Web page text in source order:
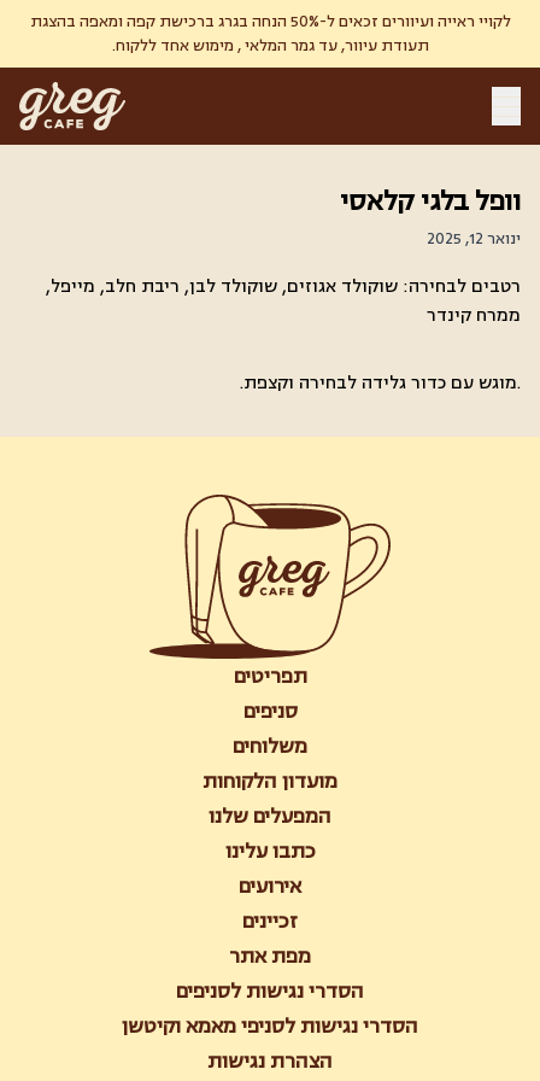
לקויי ראייה ועיוורים זכאים ל-50% הנחה בגרג ברכישת קפה ומאפה בהצגת
תעודת עיוור, עד גמר המלאי , מימוש אחד ללקוח.
וופל בלגי קלאסי
ינואר 12, 2025
רטבים לבחירה: שוקולד אגוזים, שוקולד לבן, ריבת חלב, מייפל,
ממרח קינדר
.מוגש עם כדור גלידה לבחירה וקצפת.
תפריטים
סניפים
משלוחים
מועדון הלקוחות
המפעלים שלנו
כתבו עלינו
אירועים
זכיינים
מפת אתר
הסדרי נגישות לסניפים
הסדרי נגישות לסניפי מאמא וקיטשן
הצהרת נגישות